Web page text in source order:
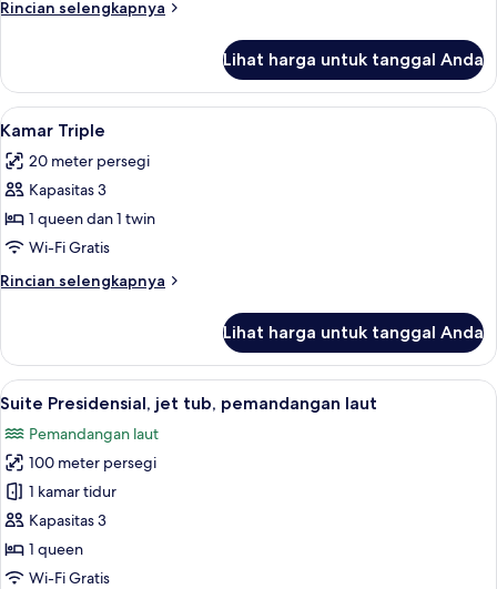
(Family)
Rincian selengkapnya
Rincian
Kamar
Deluks,
kamar
terhubung
(Family)
Lihat harga untuk tanggal Anda
Lihat
semua
foto
untuk
Kamar
Triple
Minibar, brankas, meja kerja, dan
5
Kamar Triple
20 meter persegi
Kapasitas 3
1 queen dan 1 twin
Wi-Fi Gratis
Rincian selengkapnya
Rincian
Kamar
Triple
Lihat harga untuk tanggal Anda
Lihat
semua
foto
untuk
Suite
Presidensial,
jet
tub,
Suite Presidensial, jet tub,
6
Suite Presidensial, jet tub, pemandangan laut
Pemandangan laut
100 meter persegi
1 kamar tidur
Kapasitas 3
1 queen
Wi-Fi Gratis